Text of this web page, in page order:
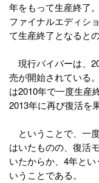
年をもって生産終了
ファイナルエディシ
て生産終了となるとの
現行バイパーは、
売が開始されている
は2010年で一度生産
2013年に再び復活を
ということで、一
はいたものの、復活
いたからか、4年と
いうことである。